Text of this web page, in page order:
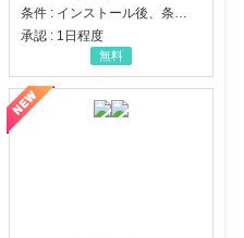
条件 : インストール後、条件達成
承認 : 1日程度
無料